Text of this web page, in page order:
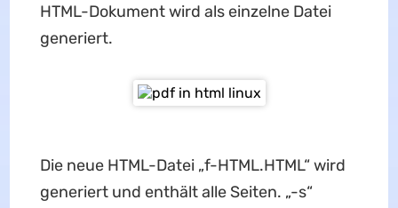
HTML-Dokument wird als einzelne Datei
generiert.
Die neue HTML-Datei „f-HTML.HTML“ wird
generiert und enthält alle Seiten. „-s“